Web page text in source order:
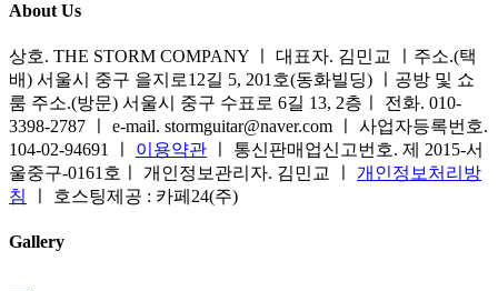
선
택
할
수
있
습
니
이
지
에
서
옵
션
을
있
습
니
다.
상
품
페
션
이
이
상
품
에
있
습
About Us
상호. THE STORM COMPANY ㅣ 대표자. 김민교 ㅣ주소.(택
배) 서울시 중구 을지로12길 5, 201호(동화빌딩) ㅣ공방 및 쇼
룸 주소.(방문) 서울시 중구 수표로 6길 13, 2층ㅣ 전화. 010-
3398-2787 ㅣ e-mail. stormguitar@naver.com ㅣ 사업자등록번호.
104-02-94691 ㅣ 이용약관 ㅣ 통신판매업신고번호. 제 2015-서
울중구-0161호ㅣ 개인정보관리자. 김민교 ㅣ 개인정보처리방
침
ㅣ 호스팅제공 : 카페24(주)
Gallery